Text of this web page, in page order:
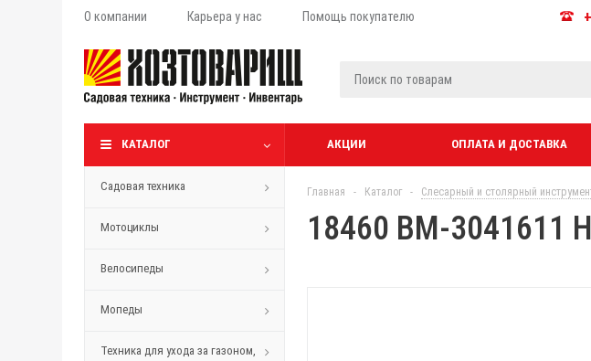
О компании Карьера у нас Помощь покупателю
КАТАЛОГ АКЦИИ ОПЛАТА И ДОСТАВКА
Садовая техника
Мотоциклы
Велосипеды
Мопеды
Техника для ухода за газоном,
Главная - Каталог - Слесарный и столярный
18460 BM-3041611